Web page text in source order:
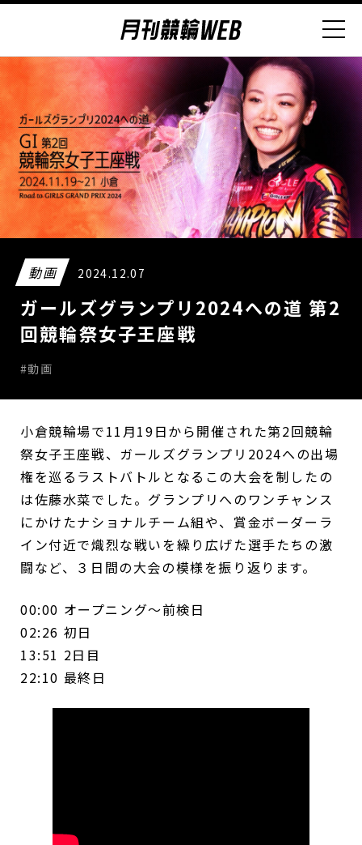
動画 2024.12.07
ガールズグランプリ2024への道 第2
回競輪祭女子王座戦
#動画
小倉競輪場で11月19日から開催された第2回競輪
祭女子王座戦、ガールズグランプリ2024への出場
権を巡るラストバトルとなるこの大会を制したの
は佐藤水菜でした。グランプリへのワンチャンス
にかけたナショナルチーム組や、賞金ボーダーラ
イン付近で熾烈な戦いを繰り広げた選手たちの激
闘など、３日間の大会の模様を振り返ります。
00:00 オープニング～前検日
02:26 初日
13:51 2日目
22:10 最終日